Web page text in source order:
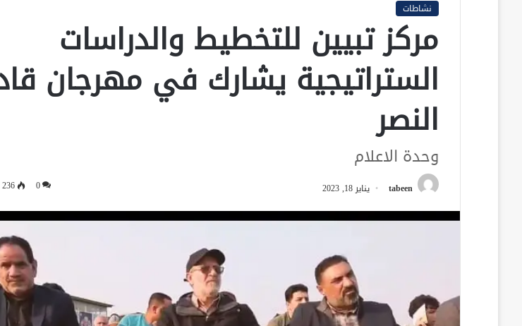
نشاطات
مركز تبيين للتخطيط والدراسات
الستراتيجية يشارك في مهرجان
النصر
وحدة الاعلام
tabeen يناير 18, 2023 0
236